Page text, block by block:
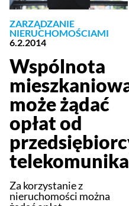
ZARZĄDZANIE
NIERUCHOMOŚCIAMI
6.2.2014
Wspólnota
może żądać
opłat od
Za korzystanie z
nieruchomości można